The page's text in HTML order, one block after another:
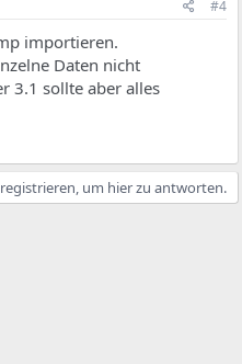
#4
importieren.
Daten nicht
3.1 sollte aber alles
um hier zu antworten.